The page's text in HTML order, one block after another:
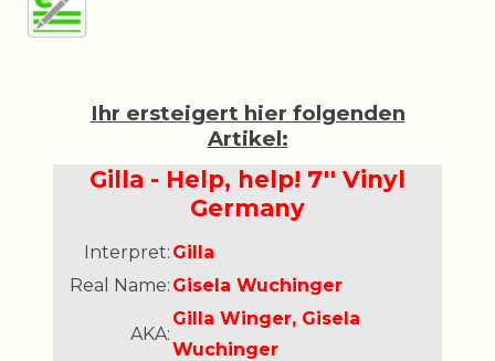
Ihr ersteigert hier folgenden
Artikel:
Gilla - Help, help! 7'' Vinyl
Germany
Interpret: Gilla
Real Name: Gisela Wuchinger
AKA:
Gilla Winger, Gisela
Wuchinger